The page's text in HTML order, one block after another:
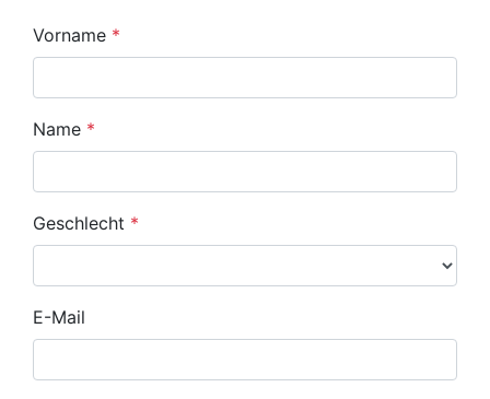
Vorname *
Name *
Geschlecht *
E-Mail